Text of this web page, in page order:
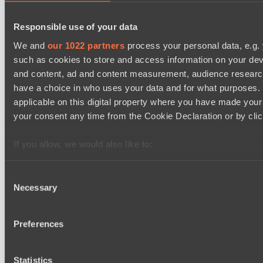
Responsible use of your data
We and our 1022 partners process your personal data,
such as cookies to store and access information on your
and content, ad and content measurement, audience
have a choice in who uses your data and for what
applicable on this digital property where you have made
your consent any time from the Cookie Declaration or by
If you allow, we would also like to:
Identify your device by actively scanning it for
section
our traffic. We also share information about your use of our
Selection
Necessary
Preferences
Statistics
EPL Masters I
MOUZ
BO3
Level Up
EPL Masters I
15:00
Rune Eaters